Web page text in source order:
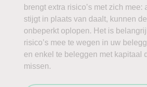
brengt extra risico’s met zich mee:
stijgt in plaats van daalt, kunnen
onbeperkt oplopen. Het is
risico’s mee te wegen in uw
en enkel te beleggen met kapitaal
missen.